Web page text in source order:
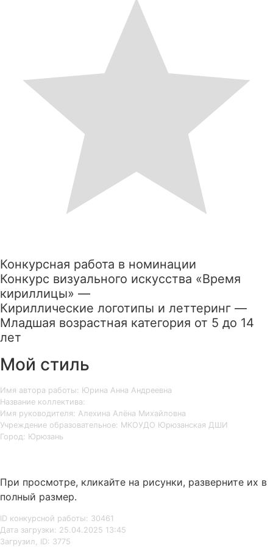
Конкурсная работа в номинации
Конкурс визуального искусства «Время
кириллицы» —
Кириллические логотипы и леттеринг —
Младшая возрастная категория от 5 до 14
лет
Мой стиль
Имя автора работы: Юрина Анна Андреевна
Название коллектива:
Имя руководителя: Алехина Алёна Михайловна
Учреждение образовательное: МКОУДО Юрюзанская ДШИ
Город: Юрюзань
При просмотре, кликайте на рисунки, разверните их в
полный размер.
ID конкурсной работы: 30461
Дата загрузки: 25.04.2025 13:45
Загрузил, ID: 3775